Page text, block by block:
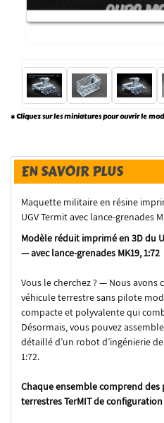
* Cliquez sur les miniatures pour ouvrir le
EN SAVOIR PLUS
Maquette militaire en résine
UGV Termit avec lance-grenades
Modèle réduit imprimé en 3D du
— avec lance-grenades MK19, 1:72
Vous le cherchez ? — Nous avons
véhicule terrestre sans pilote
compacte et polyvalente qui
Désormais, vous pouvez
détaillé d’un robot d’ingénierie
1:72.
Chaque ensemble comprend
terrestres TerMIT de